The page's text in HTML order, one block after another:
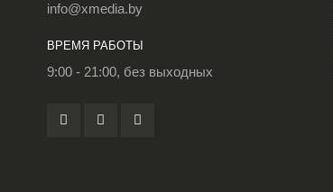
info@xmedia.by
ВРЕМЯ РАБОТЫ
9:00 - 21:00, без выходных